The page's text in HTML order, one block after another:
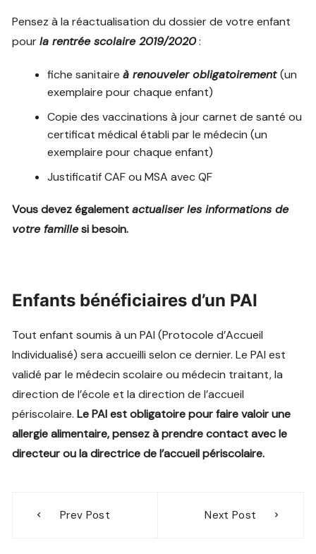
Pensez à la réactualisation du dossier de votre enfant
pourla rentrée scolaire 2019/2020:
fiche sanitaireà renouveler obligatoirement(un
exemplaire pour chaque enfant)
Copie des vaccinations à jour carnet de santé ou
certificat médical établi par le médecin (un
exemplaire pour chaque enfant)
Justificatif CAF ou MSA avec QF
Vous devez égalementactualiser les informations de
votre famillesi besoin.
Enfants bénéficiaires d’un PAI
Tout enfant soumis à un PAI (Protocole d’Accueil
Individualisé) sera accueilli selon ce dernier. Le PAI est
validé par le médecin scolaire ou médecin traitant, la
direction de l’école et la direction de l’accueil
périscolaire.Le PAI est obligatoire pour faire valoir une
allergie alimentaire, pensez à prendre contact avec le
directeur ou la directrice de l’accueil périscolaire.
Prev Post Next Post